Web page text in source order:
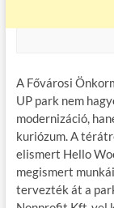
A Fővárosi
UP park nem
modernizáció,
kuriózum. A
elismert Hello
megismert
tervezték át a